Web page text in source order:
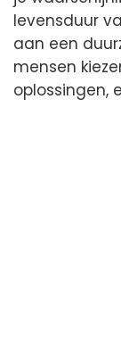
levensduur
aan een
mensen
oplossingen,